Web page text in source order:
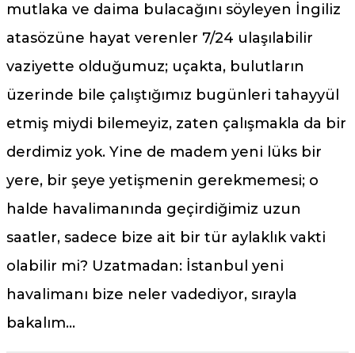
mutlaka ve daima bulacağını söyleyen İngiliz
atasözüne hayat verenler 7/24 ulaşılabilir
vaziyette olduğumuz; uçakta, bulutların
üzerinde bile çalıştığımız bugünleri tahayyül
etmiş miydi bilemeyiz, zaten çalışmakla da bir
derdimiz yok. Yine de madem yeni lüks bir
yere, bir şeye yetişmenin gerekmemesi; o
halde havalimanında geçirdiğimiz uzun
saatler, sadece bize ait bir tür aylaklık vakti
olabilir mi? Uzatmadan: İstanbul yeni
havalimanı bize neler vadediyor, sırayla
bakalım…